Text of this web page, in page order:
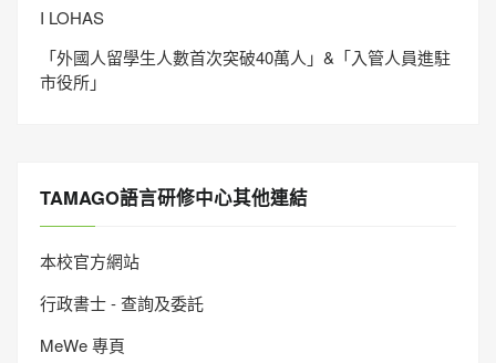
I LOHAS
「外國人留學生人數首次突破40萬人」&「入管人員進駐
市役所」
TAMAGO語言研修中心其他連結
本校官方網站
行政書士 - 查詢及委託
MeWe 專頁